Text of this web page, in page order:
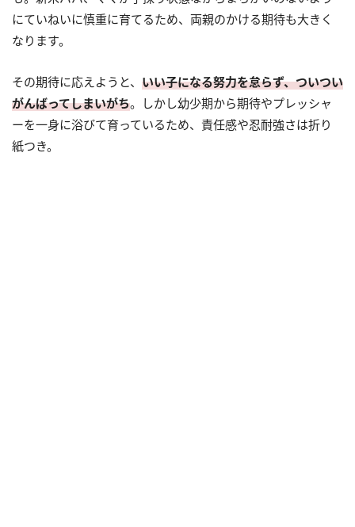
にていねいに慎重に育てるため、両親のかける期待も大きく
なります。
その期待に応えようと、 いい子になる努力を怠らず、ついつい
がんばってしまいがち。しかし幼少期から期待やプレッシャ
ーを一身に浴びて育っているため、責任感や忍耐強さは折り
紙つき。